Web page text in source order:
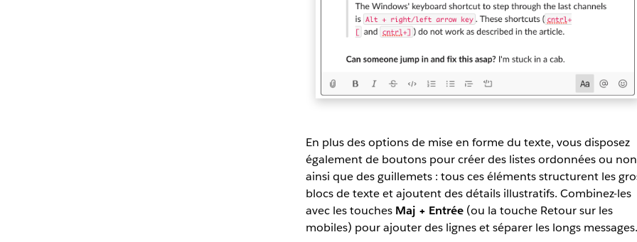
En plus des options de mise en forme du texte, vous disposez
également de boutons pour créer des listes ordonnées ou
ainsi que des guillemets : tous ces éléments structurent les
blocs de texte et ajoutent des détails illustratifs. Combinez-les
avec les touches Maj + Entrée(ou la touche Retour sur les
mobiles) pour ajouter des lignes et séparer les longs messages.